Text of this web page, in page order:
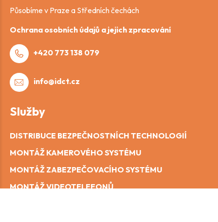
Působíme v Praze a Středních čechách
Ochrana osobních údajů a jejich zpracování
+420 773 138 079
info@idct.cz
Služby
DISTRIBUCE BEZPEČNOSTNÍCH TECHNOLOGIÍ
MONTÁŽ KAMEROVÉHO SYSTÉMU
MONTÁŽ ZABEZPEČOVACÍHO SYSTÉMU
MONTÁŽ VIDEOTELEFONŮ